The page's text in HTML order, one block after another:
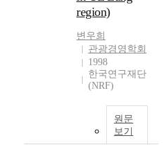
region)
변우희
관광경영학회
1998
한국연구재단
(NRF)
원문
보기